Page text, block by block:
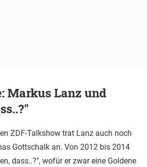
Markus Lanz und
ZDF-Talkshow trat Lanz auch noch
Gottschalk an. Von 2012 bis 2014
dass..?", wofür er zwar eine Goldene